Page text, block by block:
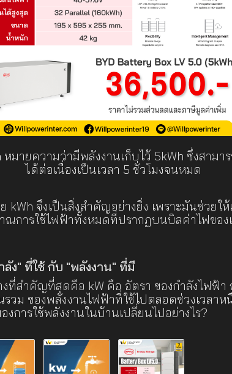
มายความว่ามีพลังงานเก็บไว้ 5kWh ซึ่งสามา
ได้ต่อเนื่องเป็นเวลา 5 ชั่วโมงจนหมด
kWh จึงเป็นสิ่งสำคัญอย่างยิ่ง เพราะมันช่วยใ
ณการใช้ไฟฟ้าทั้งหมดที่ปรากฏบนบิลค่าไฟของ
ง" ที่ใช้ กับ "พลังงาน" ที่มี
ที่สำคัญที่สุดคือ kW คือ อัตรา ของกำลังไฟฟ้า
ม ของพลังงานไฟฟ้าที่ใช้ไปตลอดช่วงเวลาหนึ่
การใช้พลังงานในบ้านเปลี่ยนไปอย่างไร?